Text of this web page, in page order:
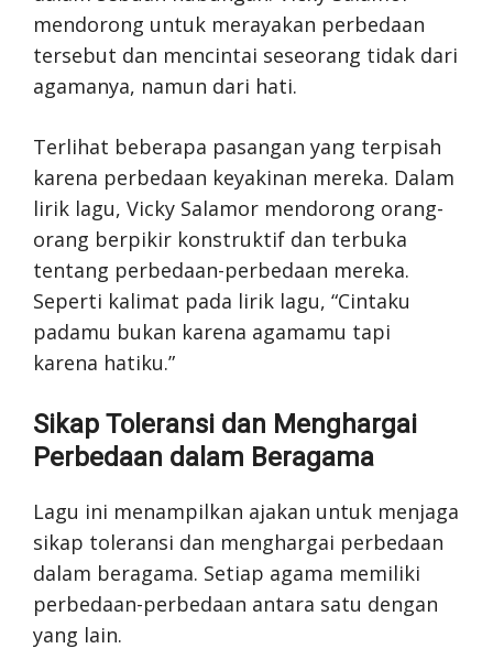
mendorong untuk merayakan perbedaan
tersebut dan mencintai seseorang tidak dari
agamanya, namun dari hati.
Terlihat beberapa pasangan yang terpisah
karena perbedaan keyakinan mereka. Dalam
lirik lagu, Vicky Salamor mendorong orang-
orang berpikir konstruktif dan terbuka
tentang perbedaan-perbedaan mereka.
Seperti kalimat pada lirik lagu, “Cintaku
padamu bukan karena agamamu tapi
karena hatiku.”
Sikap Toleransi dan Menghargai
Perbedaan dalam Beragama
Lagu ini menampilkan ajakan untuk menjaga
sikap toleransi dan menghargai perbedaan
dalam beragama. Setiap agama memiliki
perbedaan-perbedaan antara satu dengan
yang lain.